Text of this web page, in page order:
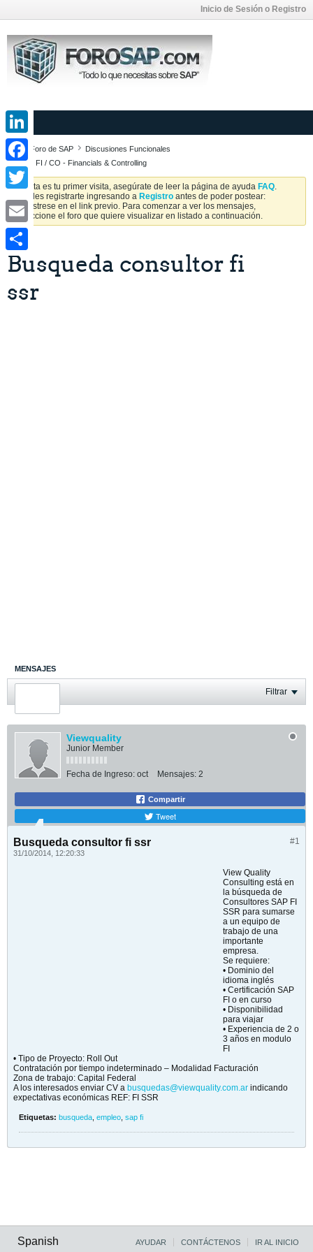
Inicio de Sesión o Registro
Foro de SAP
Discusiones Funcionales
SAP FI / CO - Financials & Controlling
Si esta es tu primer visita, asegúrate de leer la página de ayuda FAQ.
Puedes registrarte ingresando a Registro antes de poder postear:
Regístrese en el link previo. Para comenzar a ver los mensajes,
seleccione el foro que quiere visualizar en listado a continuación.
Busqueda consultor fi
ssr
MENSAJES
ÚLTIMA ACTIVIDAD Filtrar
Viewquality
Junior Member
Fecha de Ingreso: oct Mensajes: 2
Compartir
Tweet
#1
Busqueda consultor fi ssr
31/10/2014, 12:20:33
View Quality
Consulting está en
la búsqueda de
Consultores SAP FI
SSR para sumarse
a un equipo de
trabajo de una
importante
empresa.
Se requiere:
• Dominio del
idioma inglés
• Certificación SAP
FI o en curso
• Disponibilidad
para viajar
• Experiencia de 2 o
3 años en modulo
FI
• Tipo de Proyecto: Roll Out
Contratación por tiempo indeterminado – Modalidad Facturación
Zona de trabajo: Capital Federal
A los interesados enviar CV a busquedas@viewquality.com.ar indicando
expectativas económicas REF: FI SSR
Etiquetas: busqueda empleo sap fi
LinkedIn
Facebook
Twitter
Email
Share
Spanish AYUDAR CONTÁCTENOS IR AL INICIO